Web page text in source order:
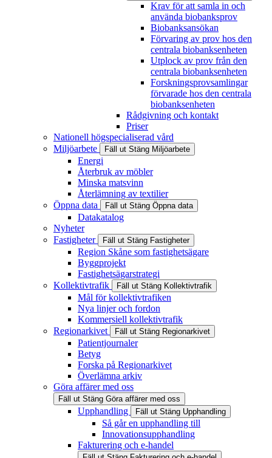
Krav för att samla in och
använda biobanksprov
Biobanksansökan
Förvaring av prov hos den
centrala biobanksenheten
Utplock av prov från den
centrala biobanksenheten
Forskningsprovsamlingar
förvarade hos den centrala
biobanksenheten
Rådgivning och kontakt
Priser
Nationell högspecialiserad vård
Miljöarbete
Fäll ut Stäng Miljöarbete
Energi
Återbruk av möbler
Minska matsvinn
Återlämning av textilier
Öppna data
Fäll ut Stäng Öppna data
Datakatalog
Nyheter
Fastigheter
Fäll ut Stäng Fastigheter
Region Skåne som fastighetsägare
Byggprojekt
Fastighetsägarstrategi
Kollektivtrafik
Fäll ut Stäng Kollektivtrafik
Mål för kollektivtrafiken
Nya linjer och fordon
Kommersiell kollektivtrafik
Regionarkivet
Fäll ut Stäng Regionarkivet
Patientjournaler
Betyg
Forska på Regionarkivet
Överlämna arkiv
Göra affärer med oss
Fäll ut Stäng Göra affärer med oss
Upphandling Fäll ut Stäng Upphandling
Så går en upphandling till
Innovationsupphandling
Fakturering och e-handel